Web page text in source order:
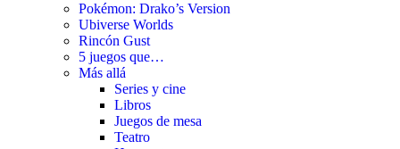
Pokémon: Drako’s Version
Ubiverse Worlds
Rincón Gust
5 juegos que…
Más allá
Series y cine
Libros
Juegos de mesa
Teatro